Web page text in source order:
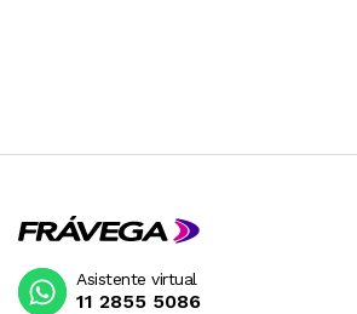
Asistente virtual
11 2855 5086